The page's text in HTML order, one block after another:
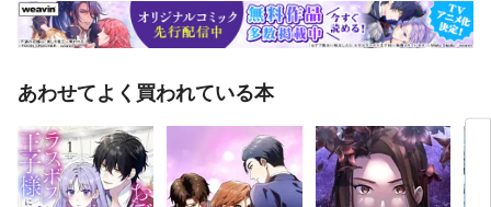
あわせてよく買われている本